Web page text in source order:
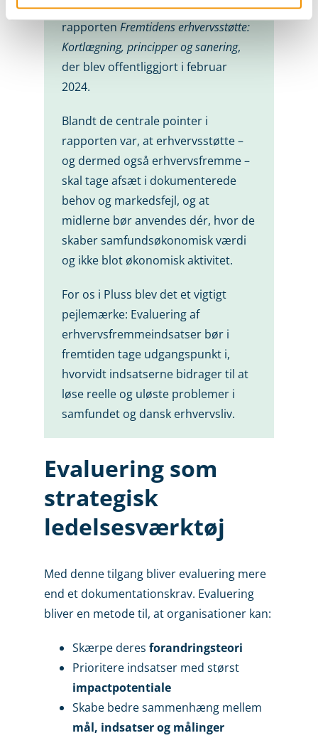
Resultatet blev
rapportenFremtidens erhvervsstøtte:
Kortlægning, principper og sanering,
der blev offentliggjort i februar
2024.
Blandt de centrale pointer i
rapporten var, at erhvervsstøtte –
og dermed også erhvervsfremme –
skal tage afsæt i dokumenterede
behov og markedsfejl, og at
midlerne bør anvendes dér, hvor de
skaber samfundsøkonomisk værdi
og ikke blot økonomisk aktivitet.
For os i Pluss blev det et vigtigt
pejlemærke: Evaluering af
erhvervsfremmeindsatser bør i
fremtiden tage udgangspunkt i,
hvorvidt indsatserne bidrager til at
løse reelle og uløste problemer i
samfundet og dansk erhvervsliv.
Evaluering som
strategisk
ledelsesværktøj
Med denne tilgang bliver evaluering mere
end et dokumentationskrav. Evaluering
bliver en metode til, at organisationer kan:
Skærpe deresforandringsteori
Prioritere indsatser med størst
impactpotentiale
Skabe bedre sammenhæng mellem
mål, indsatser og målinger